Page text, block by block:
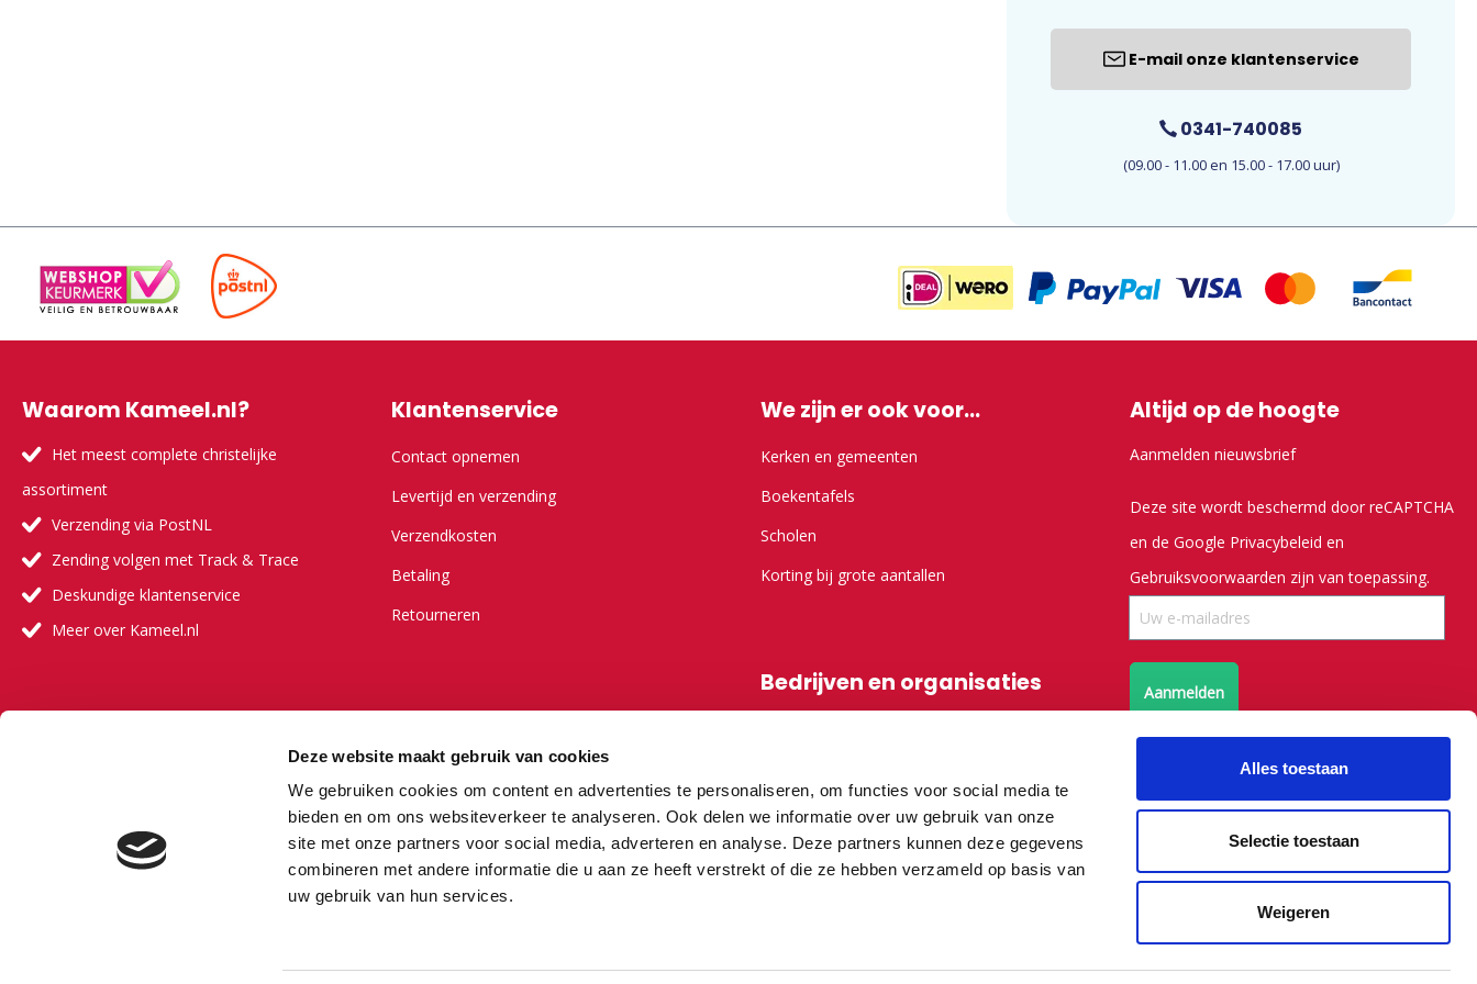
Deze website maakt gebruik van cookies
We gebruiken cookies om content en advertenties te personaliseren, om functies voor social media te
bieden en om ons websiteverkeer te analyseren. Ook delen we informatie over uw gebruik van onze
site met onze partners voor social media, adverteren en analyse. Deze partners kunnen deze gegevens
combineren met andere informatie die u aan ze heeft verstrekt of die ze hebben verzameld op basis van
uw gebruik van hun services.
Alles toestaan
Selectie toestaan
Weigeren
E-mail onze klantenservice
0341-740085
(09.00 - 11.00 en 15.00 - 17.00 uur)
Waarom Kameel.nl?
Het meest complete christelijke
assortiment
Verzending via PostNL
Zending volgen met Track & Trace
Deskundige klantenservice
Meer over Kameel.nl
Klantenservice
Contact opnemen
Levertijd en verzending
Verzendkosten
Betaling
Retourneren
Onze visie
Onze partners
Veelgestelde vragen
Vacature
We zijn er ook voor...
Kerken en gemeenten
Boekentafels
Scholen
Korting bij grote aantallen
Bedrijven en organisaties
Altijd op de hoogte
Aanmelden nieuwsbrief
Deze site wordt beschermd door reCAPTCHA
en de Google Privacybeleid en
Gebruiksvoorwaarden zijn van toepassing.
Aanmelden
Volg ons op X
Volg ons op facebook